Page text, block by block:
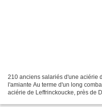
210 anciens salariés d'une aciérie
l'amiante Au terme d'un long
aciérie de Leffrinckoucke, près de